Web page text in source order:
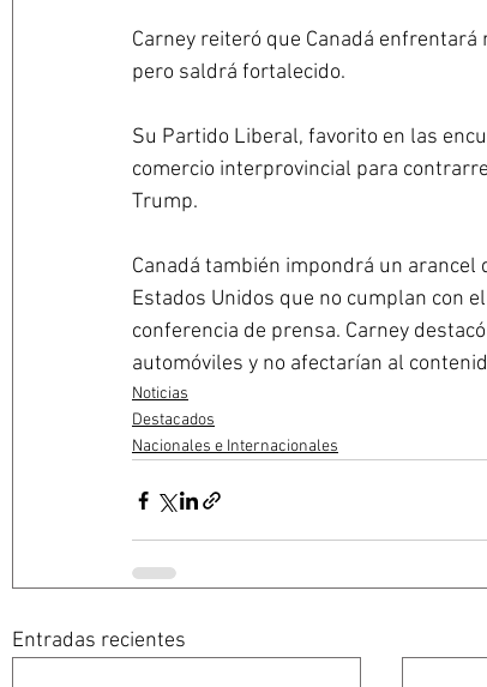
Carney reiteró que Canadá
pero saldrá fortalecido.
Su Partido Liberal, favorito en las
comercio interprovincial para
Trump.
Canadá también impondrá un
Estados Unidos que no cumplan con
conferencia de prensa. Carney
automóviles y no afectarían al
Noticias
Destacados
Nacionales e Internacionales
Entradas recientes